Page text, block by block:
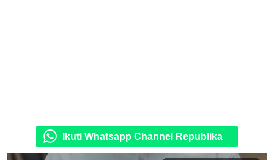
Ikuti Whatsapp Channel Republika